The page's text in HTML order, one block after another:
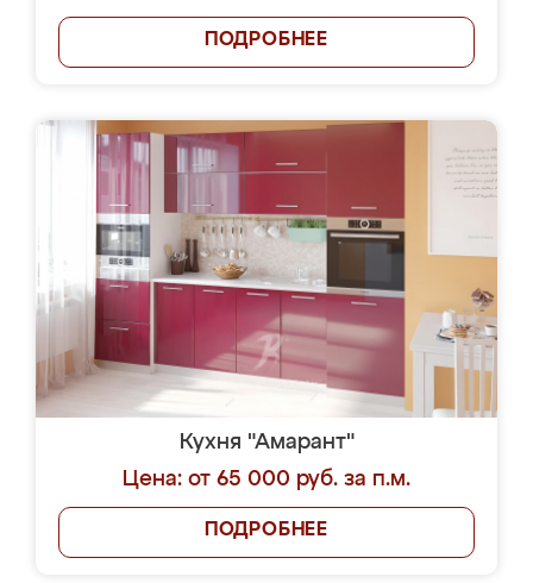
ПОДРОБНЕЕ
Кухня "Амарант"
Цена: от 65 000 руб. за п.м.
ПОДРОБНЕЕ